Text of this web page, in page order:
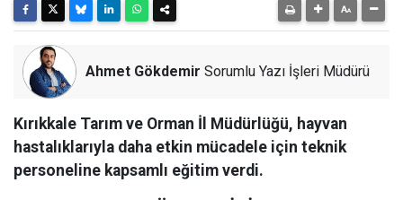
Ahmet Gökdemir Sorumlu Yazı İşleri Müdürü
Kırıkkale Tarım ve Orman İl Müdürlüğü, hayvan
hastalıklarıyla daha etkin mücadele için teknik
personeline kapsamlı eğitim verdi.